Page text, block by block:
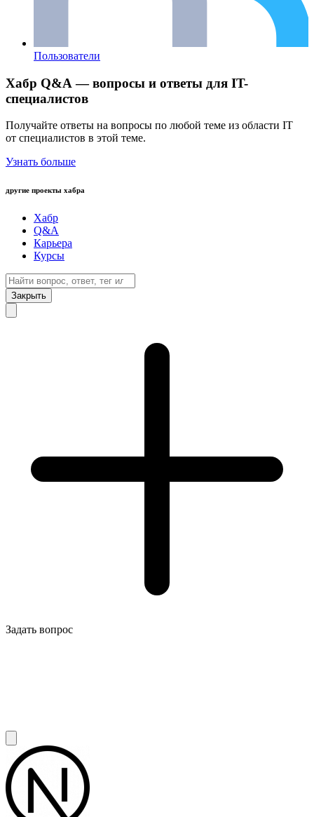
Пользователи
Хабр Q&A — вопросы и ответы для IT-
специалистов
Получайте ответы на вопросы по любой теме из области IT
от специалистов в этой теме.
Узнать больше
другие проекты хабра
Хабр
Q&A
Карьера
Курсы
Закрыть
Задать вопрос